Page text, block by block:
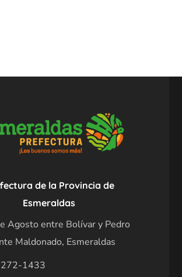
de la Provincia de
Esmeraldas
Agosto entre Bolívar y Pedro
Maldonado, Esmeraldas
1433